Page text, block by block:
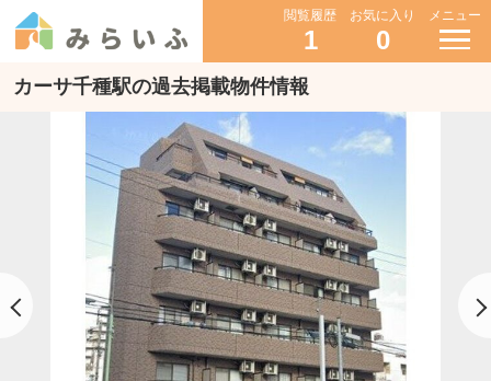
閲覧履歴
1
お気に入り
0
メニュー
カーサ千種駅の過去掲載物件情報